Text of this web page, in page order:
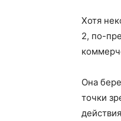
Хотя
2, по-
Она
точки